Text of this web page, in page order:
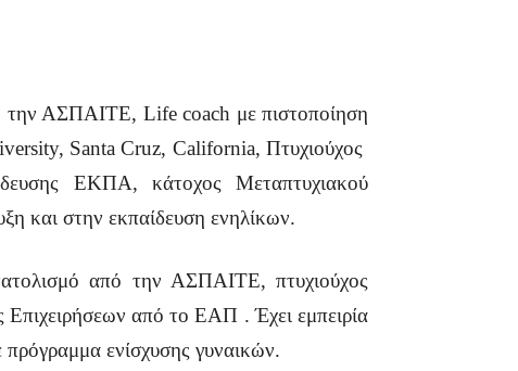
την ΑΣΠΑΙΤΕ, Life coach με πιστοποίηση
Santa Cruz, California, Πτυχιούχος
ΕΚΠΑ, κάτοχος Μεταπτυχιακού
και στην εκπαίδευση ενηλίκων.
από την ΑΣΠΑΙΤΕ, πτυχιούχος
από το ΕΑΠ . Έχει εμπειρία
ενίσχυσης γυναικών.